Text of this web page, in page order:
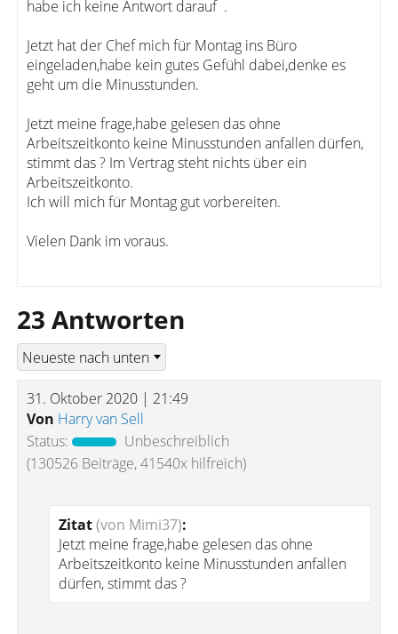
habe ich keine Antwort darauf .
Jetzt hat der Chef mich für Montag ins Büro
eingeladen,habe kein gutes Gefühl dabei,denke es
geht um die Minusstunden.
Jetzt meine frage,habe gelesen das ohne
Arbeitszeitkonto keine Minusstunden anfallen dürfen,
stimmt das ? Im Vertrag steht nichts über ein
Arbeitszeitkonto.
Ich will mich für Montag gut vorbereiten.
​​​​​​​Vielen Dank im voraus.
23 Antworten
31. Oktober 2020 | 21:49
Von Harry van Sell
Status:
Unbeschreiblich
(130526 Beiträge, 41540x hilfreich)
Zitat(von Mimi37):
Jetzt meine frage,habe gelesen das ohne
Arbeitszeitkonto keine Minusstunden anfallen
dürfen, stimmt das ?